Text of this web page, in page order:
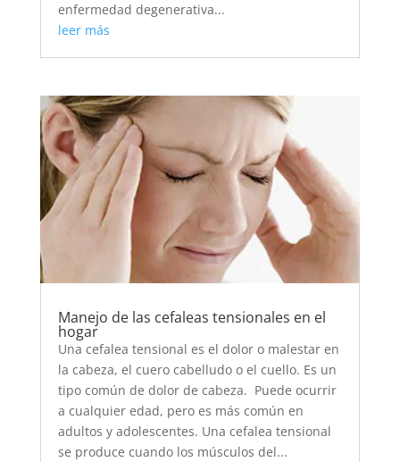
enfermedad degenerativa...
leer más
Manejo de las cefaleas tensionales en el
hogar
Una cefalea tensional es el dolor o malestar en
la cabeza, el cuero cabelludo o el cuello. Es un
tipo común de dolor de cabeza. Puede ocurrir
a cualquier edad, pero es más común en
adultos y adolescentes. Una cefalea tensional
se produce cuando los músculos del...